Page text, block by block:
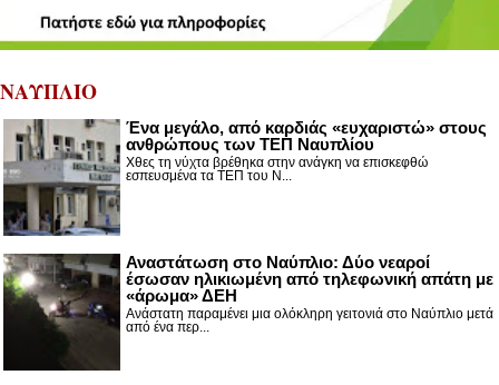
ΝΑΥΠΛΙΟ
Ένα μεγάλο, από καρδιάς «ευχαριστώ» στους
ανθρώπους των ΤΕΠ Ναυπλίου
Χθες τη νύχτα βρέθηκα στην ανάγκη να επισκεφθώ
εσπευσμένα τα ΤΕΠ του Ν...
Αναστάτωση στο Ναύπλιο: Δύο νεαροί
έσωσαν ηλικιωμένη από τηλεφωνική απάτη με
«άρωμα» ΔΕΗ
Ανάστατη παραμένει μια ολόκληρη γειτονιά στο Ναύπλιο μετά
από ένα περ...